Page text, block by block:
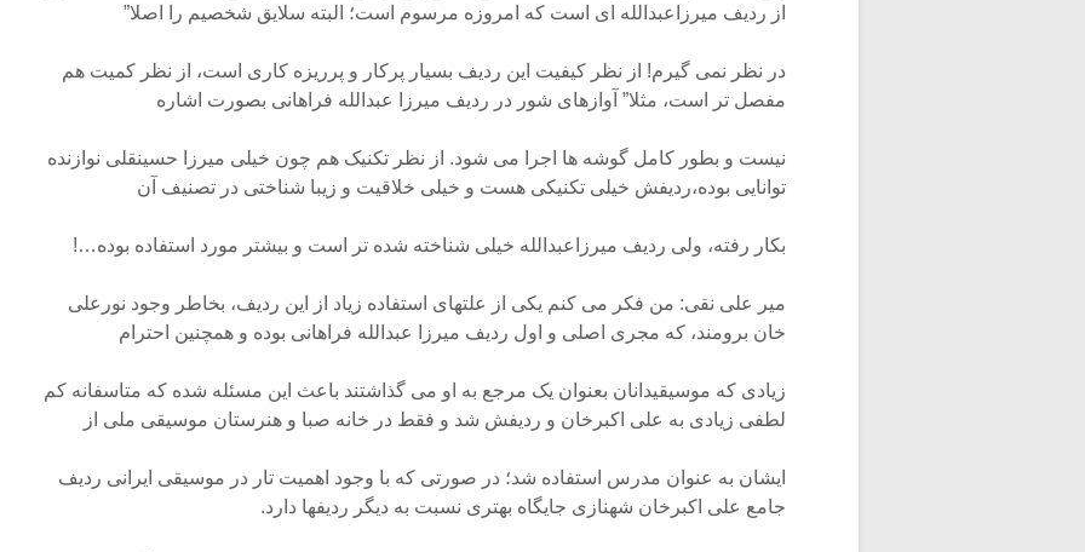
از ردیف میرزاعبدالله ای است که امروزه مرسوم است؛ البته سلایق شخصیم را اصلا”
در نظر نمی گیرم! از نظر کیفیت این ردیف بسیار پرکار و پرریزه کاری است، از نظر کمیت هم
مفصل تر است، مثلا” آوازهای شور در ردیف میرزا عبدالله فراهانی بصورت اشاره
نیست و بطور کامل گوشه ها اجرا می شود. از نظر تکنیک هم چون خیلی میرزا حسینقلی نوازنده
توانایی بوده،ردیفش خیلی تکنیکی هست و خیلی خلاقیت و زیبا شناختی در تصنیف آن
بکار رفته، ولی ردیف میرزاعبدالله خیلی شناخته شده تر است و بیشتر مورد استفاده بوده…!
میر علی نقی: من فکر می کنم یکی از علتهای استفاده زیاد از این ردیف، بخاطر وجود نورعلی
خان برومند، که مجری اصلی و اول ردیف میرزا عبدالله فراهانی بوده و همچنین احترام
زیادی که موسیقیدانان بعنوان یک مرجع به او می گذاشتند باعث این مسئله شده که متاسفانه کم
لطفی زیادی به علی اکبرخان و ردیفش شد و فقط در خانه صبا و هنرستان موسیقی ملی از
ایشان به عنوان مدرس استفاده شد؛ در صورتی که با وجود اهمیت تار در موسیقی ایرانی ردیف
جامع علی اکبرخان شهنازی جایگاه بهتری نسبت به دیگر ردیفها دارد.